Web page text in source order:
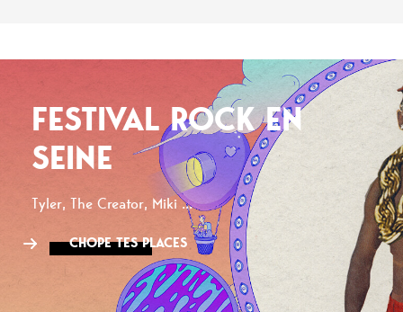
FESTIVAL ROCK EN
SEINE
Tyler, The Creator, Miki ...
CHOPE TES PLACES